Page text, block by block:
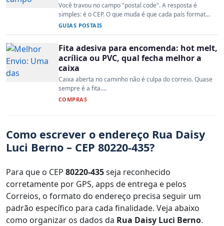
Você travou no campo "postal code". A resposta é
simples: é o CEP. O que muda é que cada país format...
GUIAS POSTAIS
Fita adesiva para encomenda: hot melt,
acrílica ou PVC, qual fecha melhor a
caixa
Caixa aberta no caminho não é culpa do correio. Quase
sempre é a fita....
COMPRAS
Como escrever o endereço Rua Daisy
Luci Berno – CEP 80220-435?
Para que o CEP 80220-435seja reconhecido
corretamente por GPS, apps de entrega e pelos
Correios, o formato do endereço precisa seguir um
padrão específico para cada finalidade. Veja abaixo
como organizar os dados da Rua Daisy Luci Berno.